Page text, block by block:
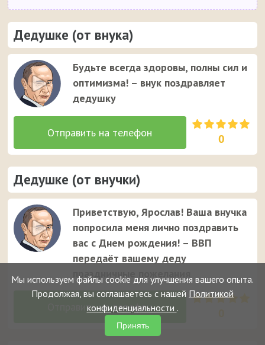
Дедушке (от внука)
Будьте всегда здоровы, полны сил и
оптимизма! – внук поздравляет
дедушку
0
Дедушке (от внучки)
Приветствую, Ярослав! Ваша внучка
попросила меня лично поздравить
вас с Днем рождения! – ВВП
передаёт вашему деду
праздничные пожелания
Мы используем файлы cookie для улучшения вашего опыта.
Продолжая, вы соглашаетесь с нашей Политикой
конфиденциальности .
Принять